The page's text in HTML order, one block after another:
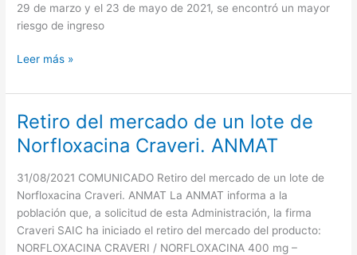
29 de marzo y el 23 de mayo de 2021, se encontró un mayor
riesgo de ingreso
comparación
del
SARS-
CoV-
2:
un
estudio
de
cohorte
Leer más »
Retiro del mercado de un lote de
Norfloxacina Craveri. ANMAT
31/08/2021 COMUNICADO Retiro del mercado de un lote de
Norfloxacina Craveri. ANMAT La ANMAT informa a la
población que, a solicitud de esta Administración, la firma
Craveri SAIC ha iniciado el retiro del mercado del producto:
NORFLOXACINA CRAVERI / NORFLOXACINA 400 mg –
Retiro
del
mercado
de